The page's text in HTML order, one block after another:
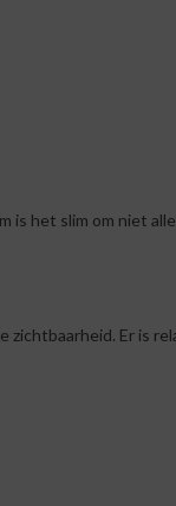
het slim om niet
Er is